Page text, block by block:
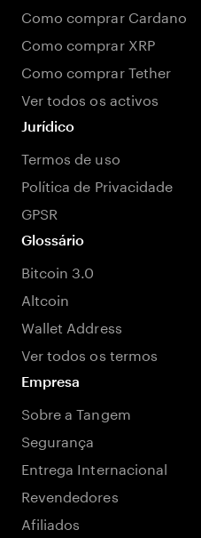
Como comprar Cardano
Como comprar XRP
Como comprar Tether
Ver todos os activos
Jurídico
Termos de uso
Política de Privacidade
GPSR
Glossário
Bitcoin 3.0
Altcoin
Wallet Address
Ver todos os termos
Empresa
Sobre a Tangem
Segurança
Entrega Internacional
Revendedores
Afiliados